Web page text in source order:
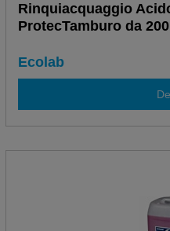
Rinquiacquaggio
ProtecTamburo da
Ecolab